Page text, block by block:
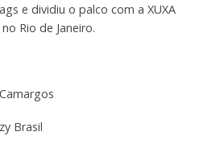
e dividiu o palco com a XUXA
Rio de Janeiro.
Brasil